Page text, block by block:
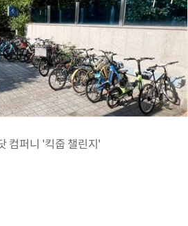
컴퍼니 '킥줍 챌린지'